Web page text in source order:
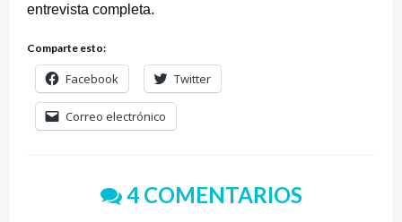
entrevista completa.
Comparte esto:
Facebook Twitter
Correo electrónico
4 COMENTARIOS